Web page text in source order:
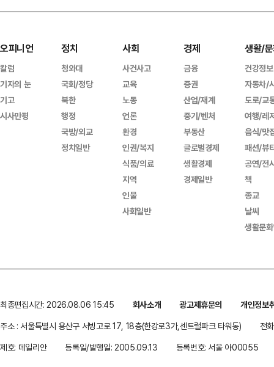
오피니언
칼럼
기자의 눈
기고
시사만평
정치
청와대
국회/정당
북한
행정
국방/외교
정치일반
사회
사건사고
교육
노동
언론
환경
인권/복지
식품/의료
지역
인물
사회일반
경제
금융
증권
산업/재계
중기/벤처
부동산
글로벌경제
생활경제
경제일반
생활/
건강정보
자동차/
도로/교
여행/레
음식/맛
패션/뷰
공연/전
책
종교
날씨
생활문
최종편집시간: 2026.08.06 15:45 회사소개 광고제휴문의
개인정보
주소 : 서울특별시 용산구 서빙고로 17, 18층(한강로3가,센트럴파크 타워동)
전
제호: 데일리안
등록일/발행일: 2005.09.13 등록번호: 서울 아00055